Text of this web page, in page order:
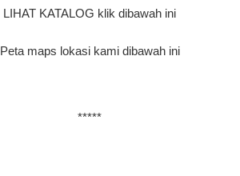
LIHAT KATALOG klik dibawah ini
Peta maps lokasi kami dibawah ini
*****